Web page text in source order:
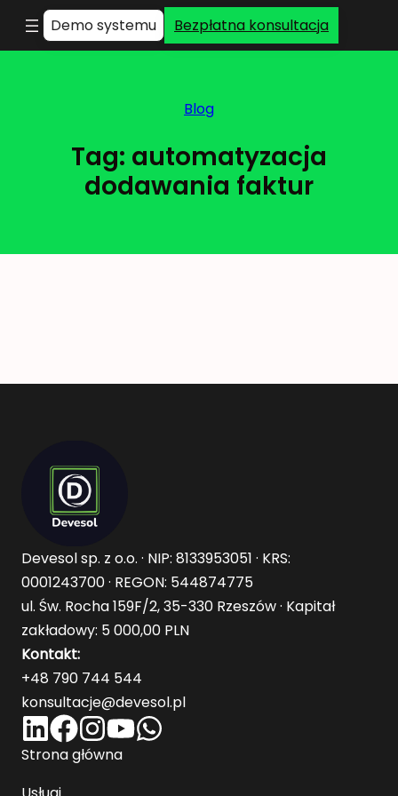
Demo systemu Bezpłatna konsultacja
Blog
Tag: automatyzacja
dodawania faktur
Devesol sp. z o.o. · NIP: 8133953051 · KRS:
0001243700 · REGON: 544874775
ul. Św. Rocha 159F/2, 35-330 Rzeszów · Kapitał
zakładowy: 5 000,00 PLN
Kontakt:
+48 790 744 544
konsultacje@devesol.pl
Strona główna